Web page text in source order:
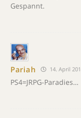
Gespannt.
Pariah 14. April
PS4=JRPG-Paradies…